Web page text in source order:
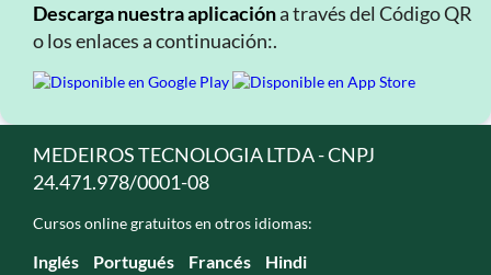
Descarga nuestra aplicacióna través del Código QR
o los enlaces a continuación:.
MEDEIROS TECNOLOGIA LTDA - CNPJ
24.471.978/0001-08
Cursos online gratuitos en otros idiomas:
Inglés Portugués Francés Hindi